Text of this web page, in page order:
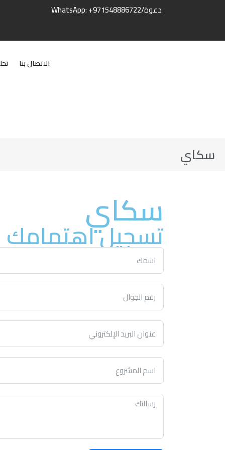
دعوة/WhatsApp: +971548886722
الاتصال بنا
سكاي
سكاي
تسجيل اهتمامك